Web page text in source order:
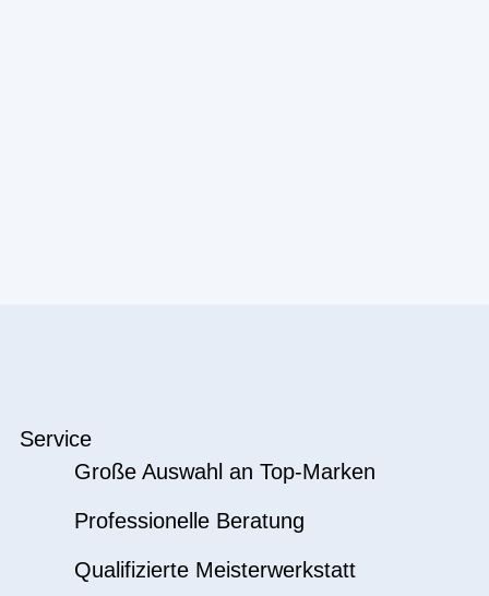
Service
Große Auswahl an Top-Marken
Professionelle Beratung
Qualifizierte Meisterwerkstatt